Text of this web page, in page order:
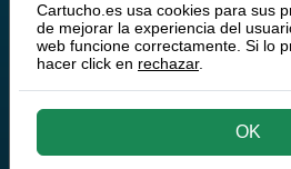
CONSEJO:
¿Quieres ahorrar en tinta y
recomendamos usar la
del original.
Cartucho.es usa cookies para sus
de mejorar la experiencia del
web funcione correctamente. Si lo
hacer click en rechazar.
OK